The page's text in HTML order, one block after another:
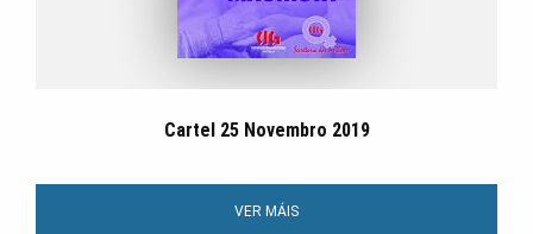
Cartel 25 Novembro 2019
VER MÁIS